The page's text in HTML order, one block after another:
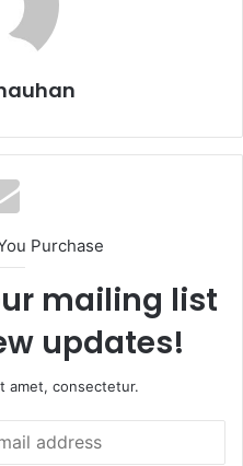
Purchase
mailing list
updates!
amet, consectetur.